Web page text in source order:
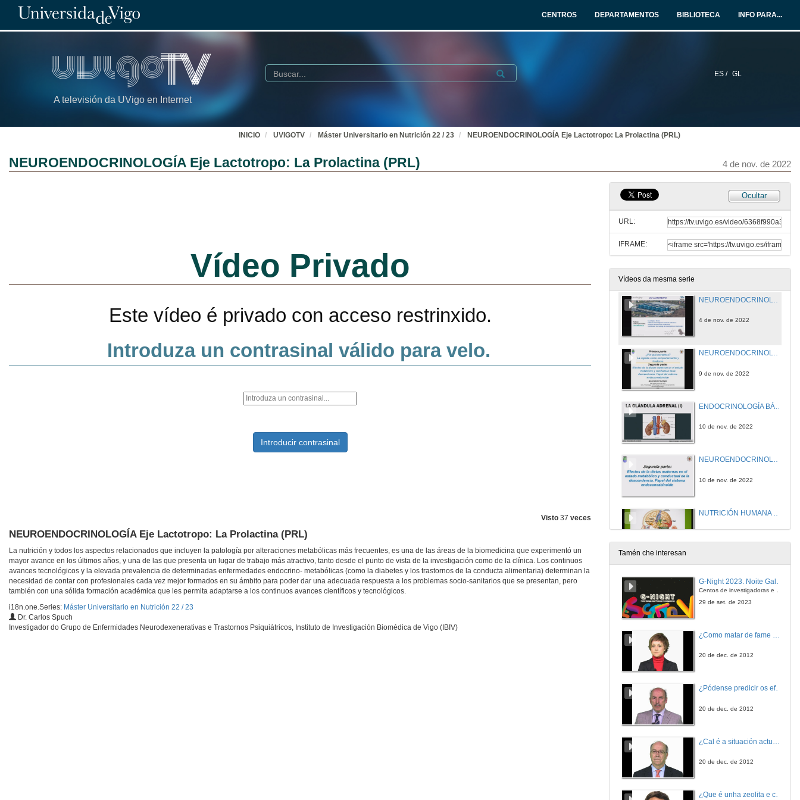
CENTROS DEPARTAMENTOS BIBLIOTECA INFO PARA...
A televisión da UVigo en Internet
ES / GL
Buscar Submit
INICIO UVIGOTV Máster Universitario en Nutrición 22 / 23 NEUROENDOCRINOLOGÍA Eje Lactotropo: La Prolactina (PRL)
NEUROENDOCRINOLOGÍA Eje Lactotropo: La Prolactina (PRL) 4 de nov. de 2022
Visto 37 veces
NEUROENDOCRINOLOGÍA Eje Lactotropo: La Prolactina (PRL)
La nutrición y todos los aspectos relacionados que incluyen la patología por alteraciones metabólicas más frecuentes, es una de las áreas de la biomedicina que experimentó un
mayor avance en los últimos años, y una de las que presenta un lugar de trabajo más atractivo, tanto desde el punto de vista de la investigación como de la clínica. Los continuos
avances tecnológicos y la elevada prevalencia de determinadas enfermedades endocrino- metabólicas (como la diabetes y los trastornos de la conducta alimentaria) determinan la
necesidad de contar con profesionales cada vez mejor formados en su ámbito para poder dar una adecuada respuesta a los problemas socio-sanitarios que se presentan, pero
también con una sólida formación académica que les permita adaptarse a los continuos avances científicos y tecnológicos.
i18n.one.Series: Máster Universitario en Nutrición 22 / 23
Dr. Carlos Spuch
Investigador do Grupo de Enfermidades Neurodexenerativas e Trastornos Psiquiátricos, Instituto de Investigación Biomédica de Vigo (IBIV)
Ocultar
URL:
IFRAME:
Vídeos da mesma serie
METABOLISMO Y SU PATOLOGÍA Oxidación de los aminoácidos
2 de nov. de 2022
ENDOCRINOLOGÍA BÁSICA Y CLÍNICA Metabolismo calcio-fósforo-magnesio y su patología (I)
METABOLISMO Y SU PATOLOGÍA Biosíntesis de lípidos
3 de nov. de 2022
4 de nov. de 2022
NEUROENDOCRINOLOGÍA: Hormonas y conducta (I)
9 de nov. de 2022
10 de nov. de 2022
NEUROENDOCRINOLOGÍA: Hormonas y conducta (II)
10 de nov. de 2022
ENDOCRINOLOGÍA BÁSICA Y CLÍNICA La glándula adrenal (II)
17 de nov. de 2022
17 de nov. de 2022
23 de nov. de 2022
18 de nov. de 2022
Tamén che interesan
G-Night 2023. Noite Galega das Persoas Investigadoras. Conciencias creativas
Centos de investigadoras e investigadores, decenas de actividades e sete cidades
29 de set. de 2023
20 de dec. de 2012
¿Pódense predicir os efectos polo achegamento á Terra dos asteroides?
20 de dec. de 2012
20 de dec. de 2012
¿Que é unha zeolita e cales son as súas aplicacións?